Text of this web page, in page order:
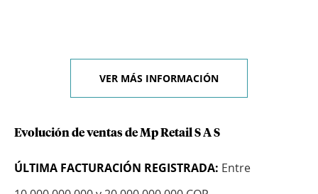
VER MÁS INFORMACIÓN
Evolución de ventas de Mp Retail S A S
ÚLTIMA FACTURACIÓN REGISTRADA: Entre